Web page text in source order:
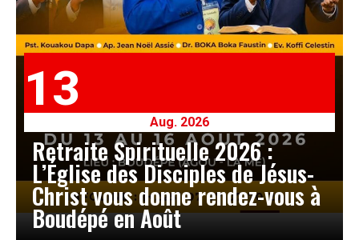
13
Aug. 2026
Retraite Spirituelle 2026 :
L’Église des Disciples de Jésus-
Christ vous donne rendez-vous à
Boudépé en Août